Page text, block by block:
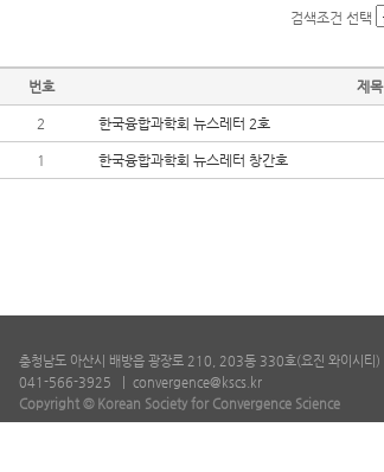
검색조건 선택
번호 제목
2 한국융합과학회 뉴스레터 2호
1 한국융합과학회 뉴스레터 창간호
충청남도 아산시 배방읍 광장로 210, 203동 330호(요진 와이시티)
041-566-3925 | convergence@kscs.kr
Copyright © Korean Society for Convergence Science